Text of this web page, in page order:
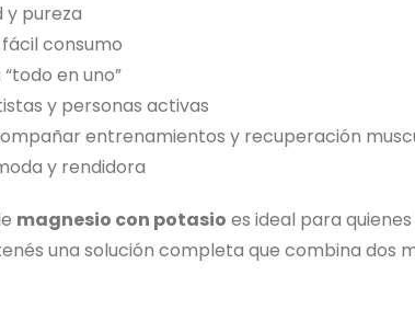
y pureza
fácil consumo
en uno”
y personas activas
entrenamientos y recuperación
y rendidora
magnesio con potasio es ideal para
una solución completa que combina dos